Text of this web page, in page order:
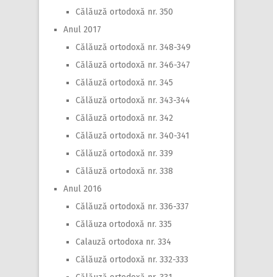
Călăuză ortodoxă nr. 350
Anul 2017
Călăuză ortodoxă nr. 348-349
Călăuză ortodoxă nr. 346-347
Călăuză ortodoxă nr. 345
Călăuză ortodoxă nr. 343-344
Călăuză ortodoxă nr. 342
Călăuză ortodoxă nr. 340-341
Călăuză ortodoxă nr. 339
Călăuză ortodoxă nr. 338
Anul 2016
Călăuză ortodoxă nr. 336-337
Călăuza ortodoxă nr. 335
Calauză ortodoxa nr. 334
Călăuză ortodoxă nr. 332-333